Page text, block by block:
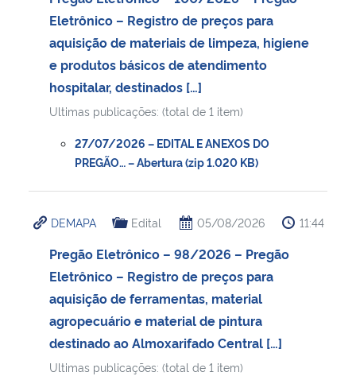
Eletrônico – Registro de preços para
aquisição de materiais de limpeza, higiene
e produtos básicos de atendimento
hospitalar, destinados […]
Ultimas publicações: (total de 1 item)
27/07/2026 – EDITAL E ANEXOS DO
PREGÃO… – Abertura (zip 1.020 KB)
DEMAPA Edital 05/08/2026 11:44
Pregão Eletrônico – 98/2026 – Pregão
Eletrônico – Registro de preços para
aquisição de ferramentas, material
agropecuário e material de pintura
destinado ao Almoxarifado Central […]
Ultimas publicações: (total de 1 item)